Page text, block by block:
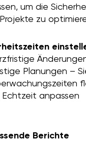
um die
zu
Planungen –
Echtzeit anpassen
Berichte